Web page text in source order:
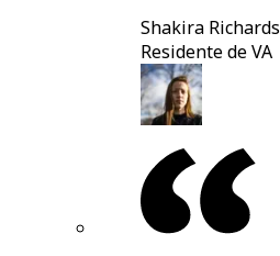
Shakira Richards
Residente de VA